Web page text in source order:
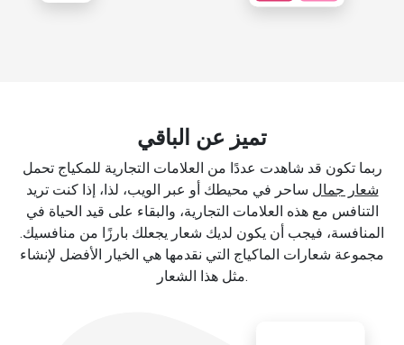
تميز عن الباقي
ربما تكون قد شاهدت عددًا من العلامات التجارية للمكياج تحمل
شعار جمال ساحر في محيطك أو عبر الويب، لذا، إذا كنت تريد
التنافس مع هذه العلامات التجارية، والبقاء على قيد الحياة في
المنافسة، فيجب أن يكون لديك شعار يجعلك بارزًا من منافسيك.
مجموعة شعارات الماكياج التي نقدمها هي الخيار الأفضل لإنشاء
مثل هذا الشعار.